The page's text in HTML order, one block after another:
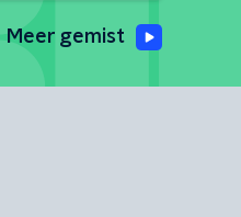
Meer gemist